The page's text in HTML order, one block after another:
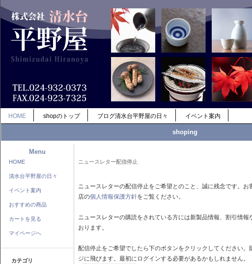
HOME shopのトップ ブログ清水台平野屋の日々 イベント案内
shoping
Menu
HOME
清水台平野屋の日々
イベント案内
おすすめの商品
カートを見る
マイページへ
カテゴリ
ニュースレター配信停止
ニュースレターの配信停止をご希望とのこと、誠に残念です。
店の個人情報保護方針をご覧ください。
ニュースレターの購読をされている方には新製品情報、割引情
おります。
配信停止をご希望でしたら下のボタンをクリックしてください
ジに飛びます。最初にログインする必要があるかもしれません。